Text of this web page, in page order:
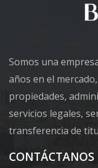
Somos una
años en el
propiedades,
servicios legales,
transferencia de
CONTÁCTANOS